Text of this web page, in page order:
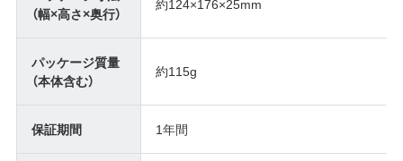
（幅×高さ×奥行）
約124×176×25mm
パッケージ質量
（本体含む）
約115g
保証期間 1年間